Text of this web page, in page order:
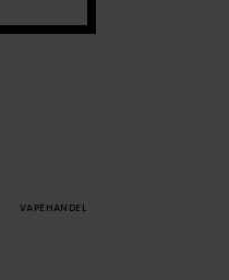
VAPEHANDEL